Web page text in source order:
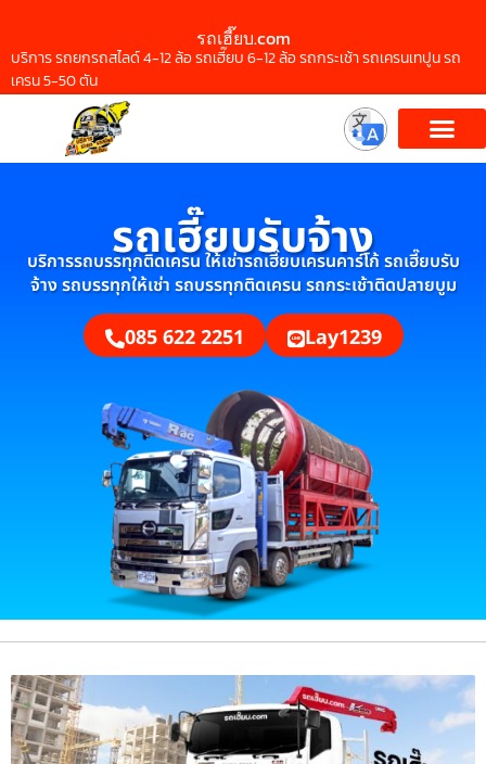
รถเฮี๊ยบ.com
บริการ รถยกรถสไลด์ 4-12 ล้อ รถเฮี๊ยบ 6-12 ล้อ รถกระเช้า รถเครนเทปูน รถ
เครน 5-50 ตัน
รถเฮี๊ยบรับจ้าง
บริการรถบรรทุกติดเครน ให้เช่ารถเฮี๊ยบเครนคาร์โก้ รถเฮี๊ยบรับ
จ้าง รถบรรทุกให้เช่า รถบรรทุกติดเครน รถกระเช้าติดปลายบูม
085 622 2251 Lay1239